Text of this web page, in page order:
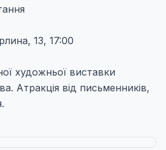
13, 17:00
художньої виставки
Атракція від письменників,